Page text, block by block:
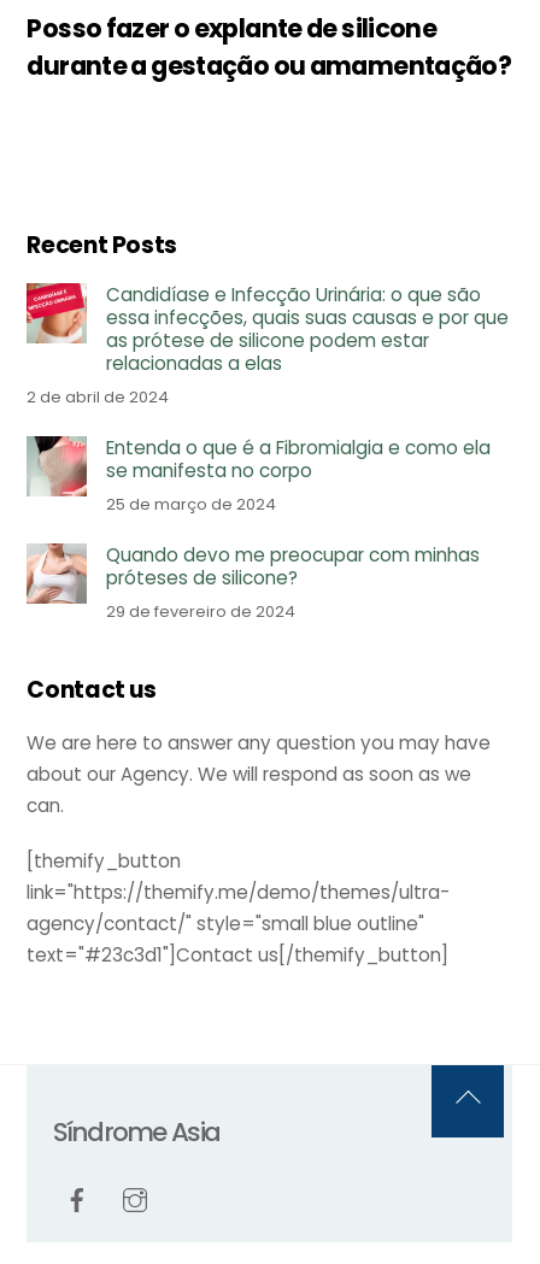
Posso fazer o explante de silicone
durante a gestação ou amamentação?
Recent Posts
Candidíase e Infecção Urinária: o que são
essa infecções, quais suas causas e por que
as prótese de silicone podem estar
relacionadas a elas
2 de abril de 2024
Entenda o que é a Fibromialgia e como ela
se manifesta no corpo
25 de março de 2024
Quando devo me preocupar com minhas
próteses de silicone?
29 de fevereiro de 2024
Contact us
We are here to answer any question you may have
about our Agency. We will respond as soon as we
can.
[themify_button
link="https://themify.me/demo/themes/ultra-
agency/contact/" style="small blue outline"
text="#23c3d1"]Contact us[/themify_button]
Síndrome Asia